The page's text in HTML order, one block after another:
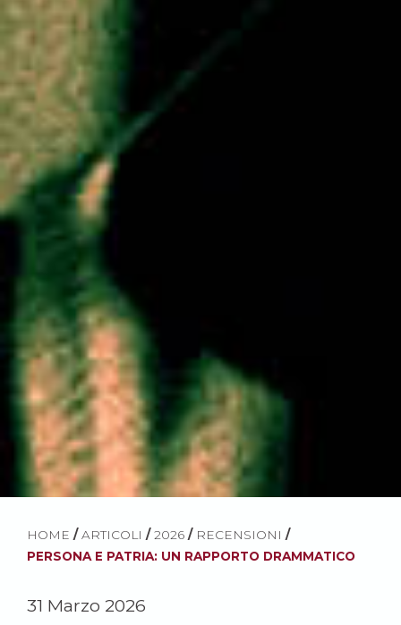
HOME / ARTICOLI / 2026 / RECENSIONI /
PERSONA E PATRIA: UN RAPPORTO DRAMMATICO
31 Marzo 2026